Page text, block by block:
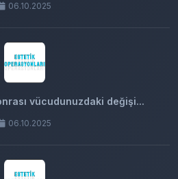
06.10.2025
vücudunuzdaki değişi...
06.10.2025